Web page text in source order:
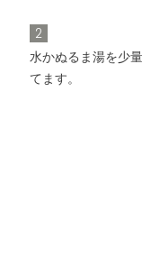
2
水かぬるま湯を少
てます。